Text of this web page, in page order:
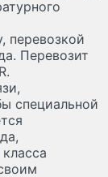
перевозкой
Перевозит
специальной